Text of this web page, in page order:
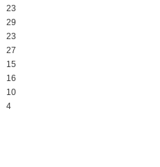
23
29
23
27
15
16
10
4